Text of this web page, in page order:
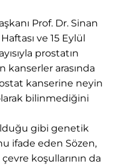
Prof. Dr. Sinan
ve 15 Eylül
prostatın
kanserler arasında
kanserine neyin
bilinmediğini
gibi genetik
ifade eden Sözen,
koşullarının da